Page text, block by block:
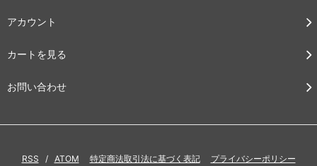
アカウント
カートを見る
お問い合わせ
RSS / ATOM 特定商法取引法に基づく表記 プライバシーポリシー